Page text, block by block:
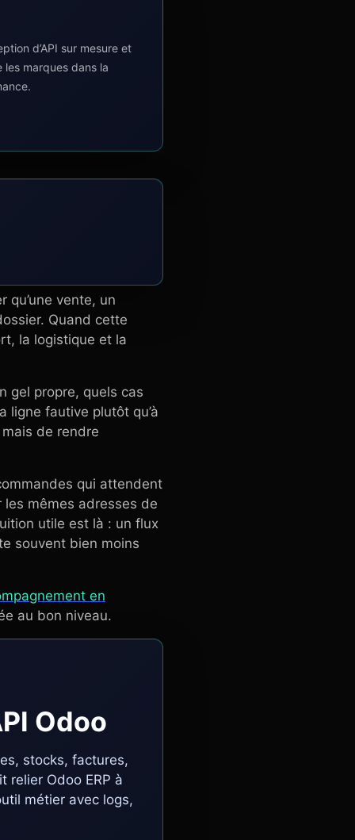
d’API sur mesure et
les marques dans la
qu’une vente, un
Quand cette
la logistique et la
gel propre, quels cas
ligne fautive plutôt qu’à
mais de rendre
qui attendent
mêmes adresses de
utile est là : un flux
souvent bien moins
en
au bon niveau.
Odoo
stocks, factures,
relier Odoo ERP à
métier avec logs,